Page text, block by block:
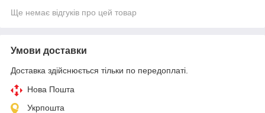
Ще немає відгуків про цей товар
Умови доставки
Доставка здійснюється тільки по передоплаті.
Нова Пошта
Укрпошта